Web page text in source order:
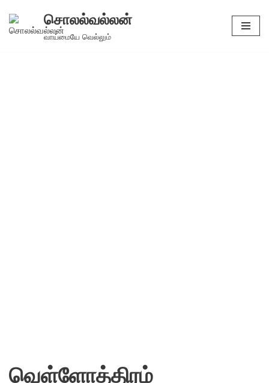
Skip
சொலல்வல்லன்
வாய்மையே வெல்லும்
வெள்ளோத்திரம்